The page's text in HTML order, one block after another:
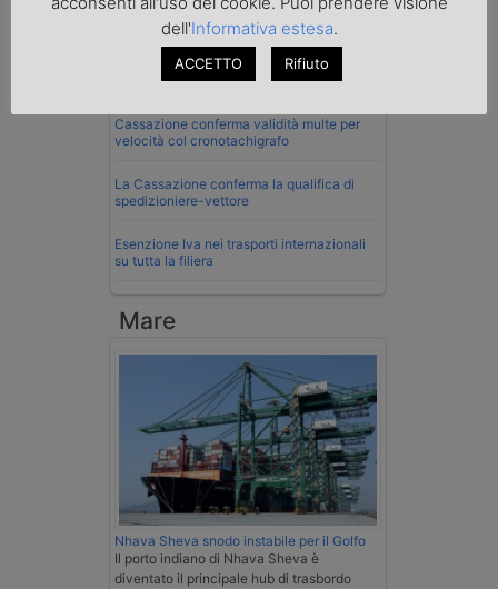
La riforma del Codice della Strada punta
sull’autotrasporto
Imprenditore di Prato assolto per infortunio
col muletto
Cassazione conferma validità multe per
velocità col cronotachigrafo
La Cassazione conferma la qualifica di
spedizioniere-vettore
Esenzione Iva nei trasporti internazionali
su tutta la filiera
Mare
Nhava Sheva snodo instabile per il Golfo
Il porto indiano di Nhava Sheva è
diventato il principale hub di trasbordo
dell'Informativa estesa.
ACCETTO Rifiuto